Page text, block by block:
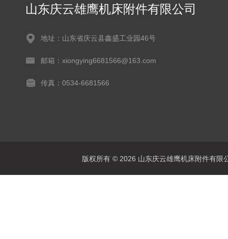
山东庆云雄鹰机床附件有限公司
地址：山东省庆云县鑫盛工业园46号
邮箱：xiongying6681566@163.com
传真：0534-6681566
版权所有 © 2026 山东庆云雄鹰机床附件有